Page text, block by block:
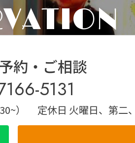
約・ご相談
5131
） 定休日 火曜日、第二